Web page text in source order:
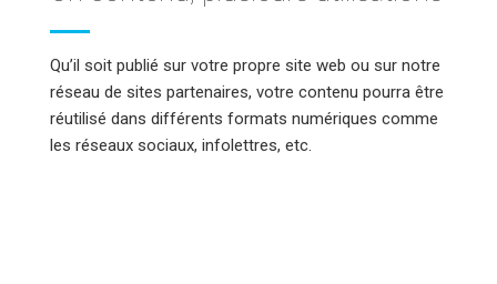
Qu’il soit publié sur votre propre site web ou sur notre
réseau de sites partenaires, votre contenu pourra être
réutilisé dans différents formats numériques comme
les réseaux sociaux, infolettres, etc.